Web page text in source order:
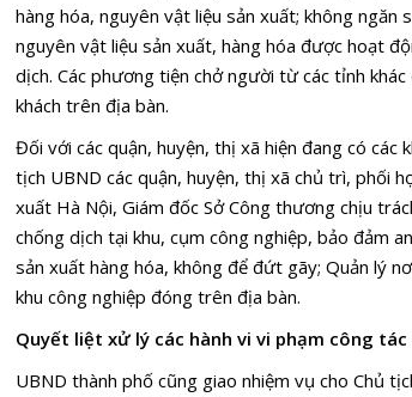
hàng hóa, nguyên vật liệu sản xuất; không ngăn
nguyên vật liệu sản xuất, hàng hóa được hoạt
dịch. Các phương tiện chở người từ các tỉnh
khách trên địa bàn.
Đối với các quận, huyện, thị xã hiện đang có các
tịch UBND các quận, huyện, thị xã chủ trì, phối
xuất Hà Nội, Giám đốc Sở Công thương chịu
chống dịch tại khu, cụm công nghiệp, bảo đảm
sản xuất hàng hóa, không để đứt gãy; Quản lý
khu công nghiệp đóng trên địa bàn.
Quyết liệt xử lý các hành vi vi phạm công tác
UBND thành phố cũng giao nhiệm vụ cho Chủ